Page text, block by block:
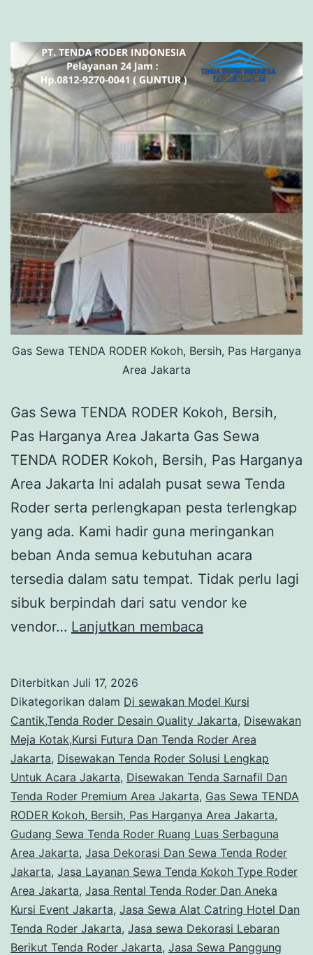
Gas Sewa TENDA RODER Kokoh, Bersih, Pas Harganya
Area Jakarta
Gas Sewa TENDA RODER Kokoh, Bersih,
Pas Harganya Area Jakarta Gas Sewa
TENDA RODER Kokoh, Bersih, Pas Harganya
Area Jakarta Ini adalah pusat sewa Tenda
Roder serta perlengkapan pesta terlengkap
yang ada. Kami hadir guna meringankan
beban Anda semua kebutuhan acara
tersedia dalam satu tempat. Tidak perlu lagi
sibuk berpindah dari satu vendor ke
vendor… Lanjutkan membaca
RODER
Kokoh,
Bersih,
Pas
Harganya
Area
Jakarta
Diterbitkan Juli 17, 2026
Dikategorikan dalam Di sewakan Model Kursi
Cantik,Tenda Roder Desain Quality Jakarta, Disewakan
Meja Kotak,Kursi Futura Dan Tenda Roder Area
Jakarta, Disewakan Tenda Roder Solusi Lengkap
Untuk Acara Jakarta, Disewakan Tenda Sarnafil Dan
Tenda Roder Premium Area Jakarta, Gas Sewa TENDA
RODER Kokoh, Bersih, Pas Harganya Area Jakarta,
Gudang Sewa Tenda Roder Ruang Luas Serbaguna
Area Jakarta, Jasa Dekorasi Dan Sewa Tenda Roder
Jakarta, Jasa Layanan Sewa Tenda Kokoh Type Roder
Area Jakarta, Jasa Rental Tenda Roder Dan Aneka
Kursi Event Jakarta, Jasa Sewa Alat Catring Hotel Dan
Tenda Roder Jakarta, Jasa sewa Dekorasi Lebaran
Berikut Tenda Roder Jakarta, Jasa Sewa Panggung